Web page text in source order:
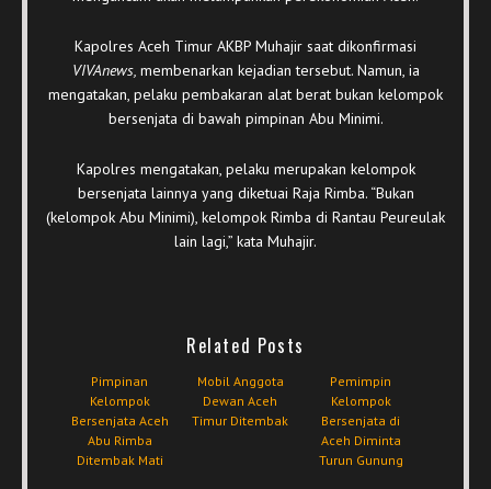
Kapolres Aceh Timur AKBP Muhajir saat dikonfirmasi
VIVAnews, membenarkan kejadian tersebut. Namun, ia
mengatakan, pelaku pembakaran alat berat bukan kelompok
bersenjata di bawah pimpinan Abu Minimi.
Kapolres mengatakan, pelaku merupakan kelompok
bersenjata lainnya yang diketuai Raja Rimba. “Bukan
(kelompok Abu Minimi), kelompok Rimba di Rantau Peureulak
lain lagi,” kata Muhajir.
Related Posts
Pimpinan
Kelompok
Bersenjata Aceh
Abu Rimba
Ditembak Mati
Mobil Anggota
Dewan Aceh
Timur Ditembak
Pemimpin
Kelompok
Bersenjata di
Aceh Diminta
Turun Gunung